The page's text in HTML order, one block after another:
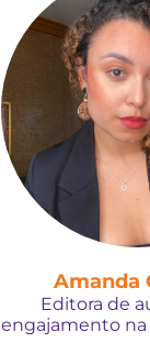
Amanda
Editora de
engajamento na